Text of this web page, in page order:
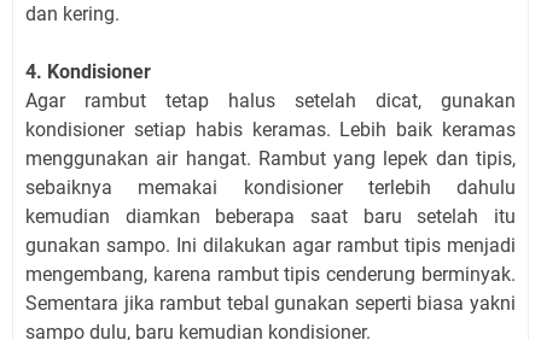
dan kering.
4. Kondisioner
Agar rambut tetap halus setelah dicat, gunakan
kondisioner setiap habis keramas. Lebih baik keramas
menggunakan air hangat. Rambut yang lepek dan tipis,
sebaiknya memakai kondisioner terlebih dahulu
kemudian diamkan beberapa saat baru setelah itu
gunakan sampo. Ini dilakukan agar rambut tipis menjadi
mengembang, karena rambut tipis cenderung berminyak.
Sementara jika rambut tebal gunakan seperti biasa yakni
sampo dulu, baru kemudian kondisioner.